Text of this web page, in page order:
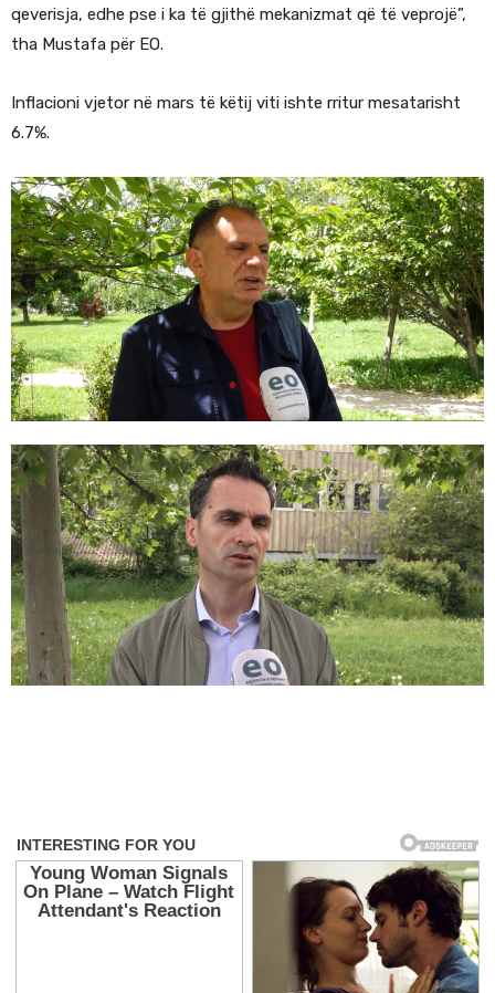
qeverisja, edhe pse i ka të gjithë mekanizmat që të veprojë”,
tha Mustafa për EO.
Inflacioni vjetor në mars të këtij viti ishte rritur mesatarisht
6.7%.